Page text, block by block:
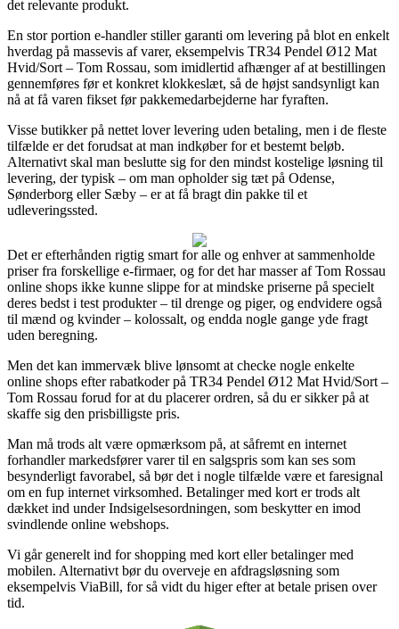
det relevante produkt.
En stor portion e-handler stiller garanti om levering på blot en enkelt
hverdag på massevis af varer, eksempelvis TR34 Pendel Ø12 Mat
Hvid/Sort – Tom Rossau, som imidlertid afhænger af at bestillingen
gennemføres før et konkret klokkeslæt, så de højst sandsynligt kan
nå at få varen fikset før pakkemedarbejderne har fyraften.
Visse butikker på nettet lover levering uden betaling, men i de fleste
tilfælde er det forudsat at man indkøber for et bestemt beløb.
Alternativt skal man beslutte sig for den mindst kostelige løsning til
levering, der typisk – om man opholder sig tæt på Odense,
Sønderborg eller Sæby – er at få bragt din pakke til et
udleveringssted.
Det er efterhånden rigtig smart for alle og enhver at sammenholde
priser fra forskellige e-firmaer, og for det har masser af Tom Rossau
online shops ikke kunne slippe for at mindske priserne på specielt
deres bedst i test produkter – til drenge og piger, og endvidere også
til mænd og kvinder – kolossalt, og endda nogle gange yde fragt
uden beregning.
Men det kan immervæk blive lønsomt at checke nogle enkelte
online shops efter rabatkoder på TR34 Pendel Ø12 Mat Hvid/Sort –
Tom Rossau forud for at du placerer ordren, så du er sikker på at
skaffe sig den prisbilligste pris.
Man må trods alt være opmærksom på, at såfremt en internet
forhandler markedsfører varer til en salgspris som kan ses som
besynderligt favorabel, så bør det i nogle tilfælde være et faresignal
om en fup internet virksomhed. Betalinger med kort er trods alt
dækket ind under Indsigelsesordningen, som beskytter en imod
svindlende online webshops.
Vi går generelt ind for shopping med kort eller betalinger med
mobilen. Alternativt bør du overveje en afdragsløsning som
eksempelvis ViaBill, for så vidt du higer efter at betale prisen over
tid.